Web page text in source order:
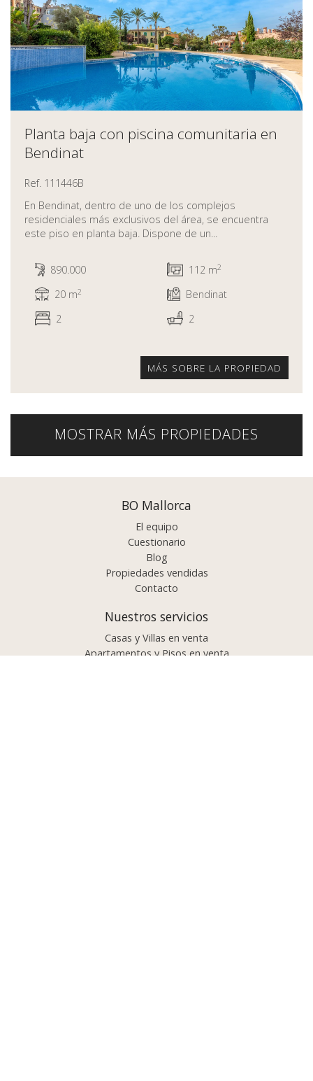
Planta baja con piscina comunitaria en
Bendinat
Ref. 111446B
En Bendinat, dentro de uno de los complejos
residenciales más exclusivos del área, se encuentra
este piso en planta baja. Dispone de un...
890.000 112 m2
20 m2
Bendinat
2
2
MÁS SOBRE LA PROPIEDAD
MOSTRAR MÁS PROPIEDADES
BO Mallorca
El equipo
Cuestionario
Blog
Propiedades vendidas
Contacto
Nuestros servicios
Casas y Villas en venta
Apartamentos y Pisos en venta